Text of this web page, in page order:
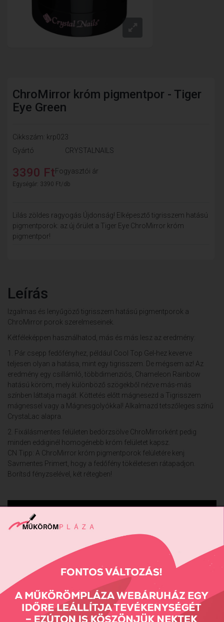
ChroMirror króm pigmentpor - Tiger
Eye Green
Cikkszám: krp023
Gyártó
CRYSTALNAILS
Fogyasztói ár
3390 Ft
Egységár: 3390 Ft/db
Lilás zöldes ragyogás Újdonság! Elképesztő tigrisszem hatású
pigmentporok: az új őrület a Tiger Eye ChroMirror króm
pigmentpor!
Leírás
Izgalmas és lenyűgöző tigrisszem hatású pigmentporok a
ChroMirror porok szerelmeseinek.
Kétféleképpen használhatod, más és más lesz az eredmény:
1. Pár csepp fedőfényhez, például Cool Top Gel-hez keverve
teljesen olyan a hatása, mint egy tigrisszem. De mégsem az! Az
eredmény egy csillámló, többdimenziós, Chameleon Rainbow
hatású köröm, mely különböző szögekből nézve más-más
színben láttatja magát. Köttetés előtt mágnesezd a Tigrisszem
mágnessel vagy a Mágnesgolyókkal! Alkalmazd tetszőleges színű
CrystaLac alapra.
2. Fixálásmentes felületen bedörzsölve ChroMirrorként pedig
minden eddiginél homogénebb króm felületet kapsz.
CN Tipp: A ChroMirror króm pigmentporok felületére kenj
Savmentes Primert, hogy a fedőfény tökéletesen rátapadjon.
Borítsd fényzselével, két rétegben!